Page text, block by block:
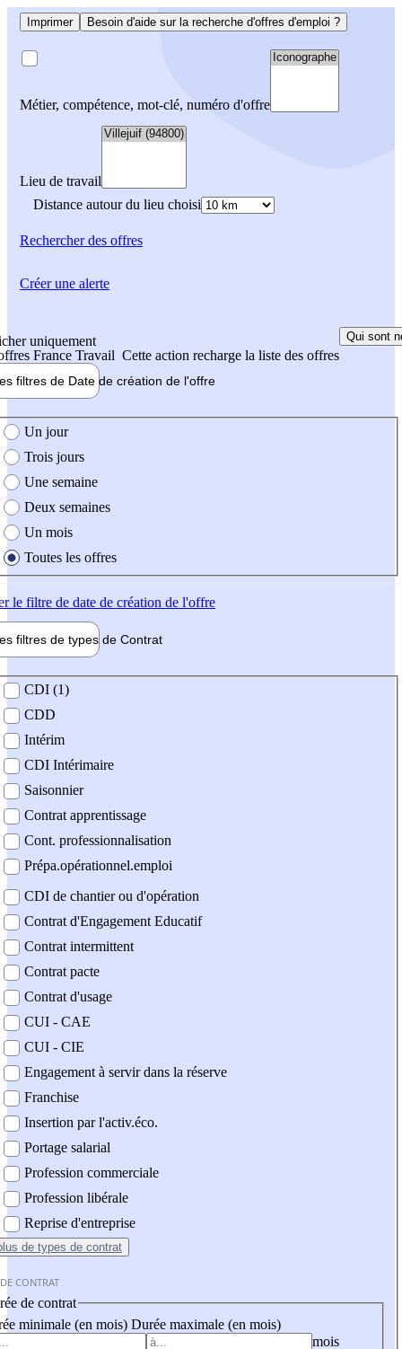
Imprimer Besoin d'aide sur la recherche d'offres d'emploi ?
Métier, compétence, mot-clé, numéro d'offre
Lieu de travail
Distance autour du lieu choisi
Rechercherdes offres
uniquement
France Travail Cette action recharge la liste des offres
Qui sont
filtres de Date de création de l'offre
création de l'offre
Un jour
Trois jours
Une semaine
Deux semaines
Un mois
Toutes les offres
le filtre de date de création de l'offre
filtres de types de Contrat
contrat
CDI (1)
CDD
Intérim
CDI Intérimaire
Saisonnier
Contrat apprentissage
Cont. professionnalisation
Prépa.opérationnel.emploi
CDI de chantier ou d'opération
Contrat d'Engagement Educatif
Contrat intermittent
Contrat pacte
Contrat d'usage
CUI - CAE
CUI - CIE
Engagement à servir dans la réserve
Franchise
Insertion par l'activ.éco.
Portage salarial
Profession commerciale
Profession libérale
Reprise d'entreprise
de types de contrat
CONTRAT
de contrat
minimale (en mois) Durée maximale (en mois)
mois
Créer une alerte